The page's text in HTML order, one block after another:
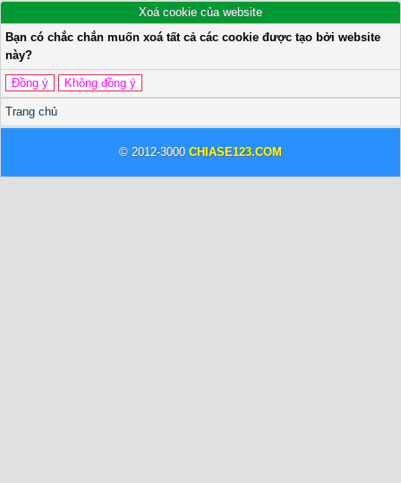
Xoá cookie của website
Bạn có chắc chắn muốn xoá tất cả các cookie được tạo bởi website
này?
Trang chủ
© 2012-3000 CHIASE123.COM